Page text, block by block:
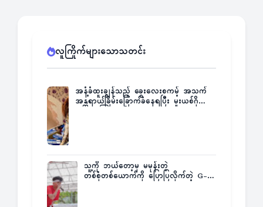
လူကြိုက်များသောသတင်း
အနံ့ခံထူးချွန်သည့် ခွေးလေးစကမ့် အသက်
အန္တရာယ်ခြိမ်းခြောက်ခံနေရပြီး မူးယစ်ဂိုဏ်း
သူ့ကို ဘယ်တော့မှ မမုန်းတဲ့
တစ်စုံတစ်ယောက်ကို ပြောပြလိုက်တဲ့ G-